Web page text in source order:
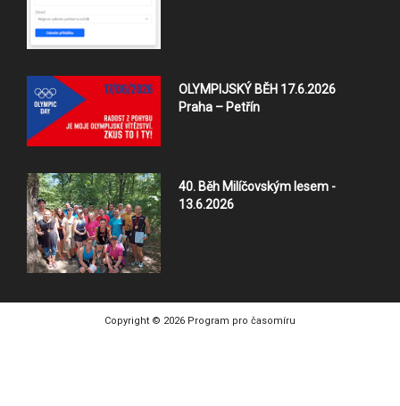
OLYMPIJSKÝ BĚH 17.6.2026
Praha – Petřín
40. Běh Milíčovským lesem -
13.6.2026
Copyright © 2026 Program pro časomíru